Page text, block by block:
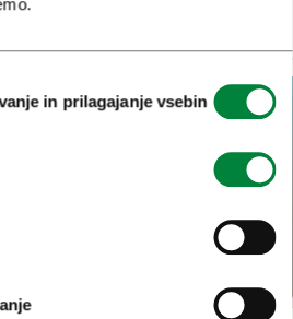
in prilagajanje vsebin